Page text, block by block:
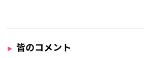
皆のコメント